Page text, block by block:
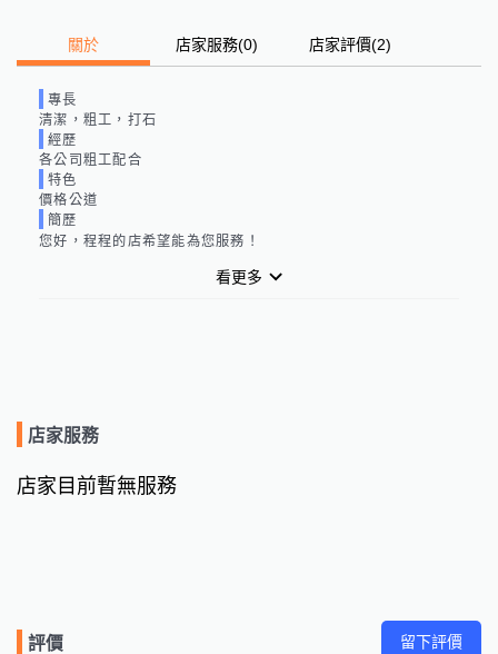
關於 店家服務(0) 店家評價(2)
專長
清潔，粗工，打石
經歷
各公司粗工配合
特色
價格公道
簡歷
您好，程程的店希望能為您服務！
看更多
店家服務
店家目前暫無服務
評價 留下評價